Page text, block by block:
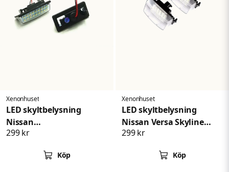
Xenonhuset
LED skyltbelysning
Nissan
MuranoNoteAltimaIInfiniti
299 kr
Köp
Xenonhuset
LED skyltbelysning
Nissan Versa Skyline
Livina Leaf
299 kr
Köp